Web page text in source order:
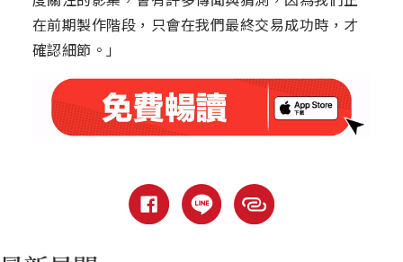
在前期製作階段，只會在我們最終交易成功時，才
確認細節。」